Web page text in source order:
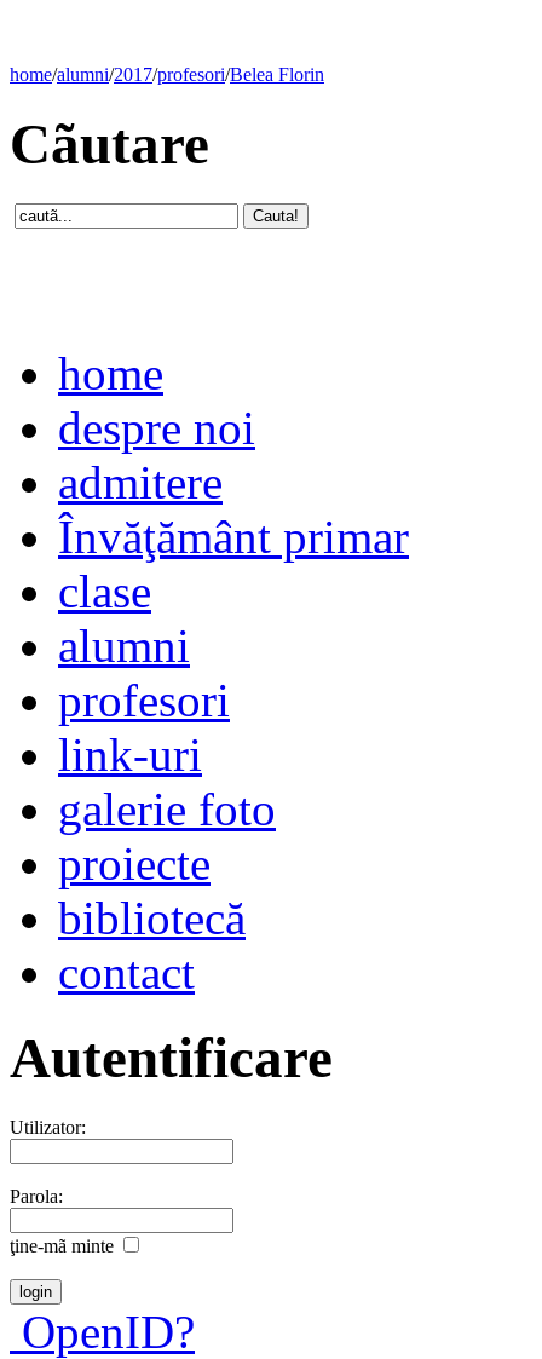
home/alumni/2017/profesori/Belea Florin
Cãutare
home
despre noi
admitere
Învăţământ primar
clase
alumni
profesori
link-uri
galerie foto
proiecte
bibliotecă
contact
Autentificare
Utilizator:
Parola:
ţine-mã minte
OpenID?